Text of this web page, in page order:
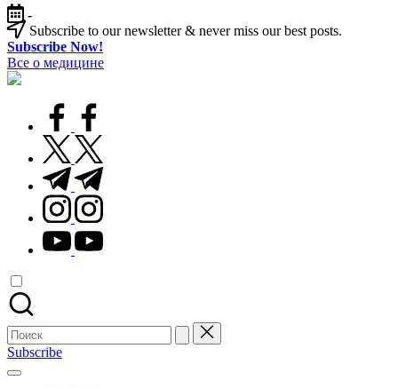
Перейти
к
содержимому
-
Subscribe to our newsletter & never miss our best posts.
Subscribe Now!
Все о медицине
Лечитесь
facebook.com
twitter.com
t.me
instagram.com
youtube.com
Поиск
для:
Subscribe